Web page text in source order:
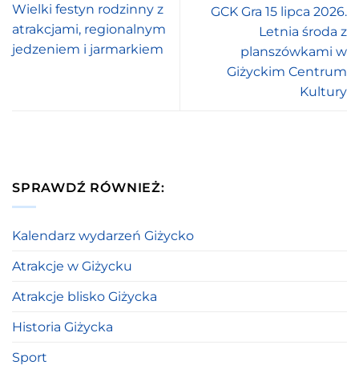
Wielki festyn rodzinny z
atrakcjami, regionalnym
jedzeniem i jarmarkiem
GCK Gra 15 lipca 2026.
Letnia środa z
planszówkami w
Giżyckim Centrum
Kultury
SPRAWDŹ RÓWNIEŻ:
Kalendarz wydarzeń Giżycko
Atrakcje w Giżycku
Atrakcje blisko Giżycka
Historia Giżycka
Sport